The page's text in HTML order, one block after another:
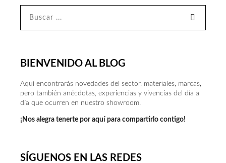
BIENVENIDO AL BLOG
Aquí encontrarás novedades del sector, materiales, marcas,
pero también anécdotas, experiencias y vivencias del día a
día que ocurren en nuestro showroom.
¡Nos alegra tenerte por aquí para compartirlo contigo!
SÍGUENOS EN LAS REDES